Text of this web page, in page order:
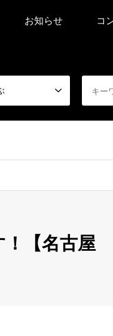
お知らせ コ
！【名古屋